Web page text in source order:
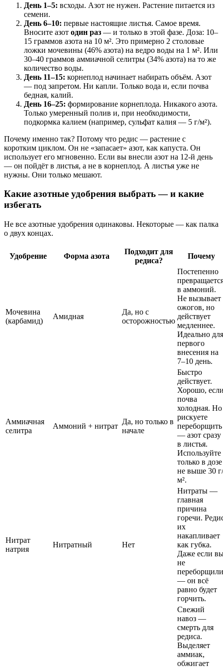
День 1–5: всходы. Азот не нужен. Растение питается из
семени.
День 6–10: первые настоящие листья. Самое время.
Вносите азот один раз — и только в этой фазе. Доза: 10–
15 граммов азота на 10 м². Это примерно 2 столовые
ложки мочевины (46% азота) на ведро воды на 1 м². Или
30–40 граммов аммиачной селитры (34% азота) на то же
количество воды.
День 11–15: корнеплод начинает набирать объём. Азот
— под запретом. Ни капли. Только вода и, если почва
бедная, калий.
День 16–25: формирование корнеплода. Никакого азота.
Только умеренный полив и, при необходимости,
подкормка калием (например, сульфат калия — 5 г/м²).
Почему именно так? Потому что редис — растение с
коротким циклом. Он не «запасает» азот, как капуста. Он
использует его мгновенно. Если вы внесли азот на 12-й день
— он пойдёт в листья, а не в корнеплод. А листья уже не
нужны. Они только мешают.
Какие азотные удобрения выбрать — и какие
избегать
Не все азотные удобрения одинаковы. Некоторые — как палка
о двух концах.
Удобрение Форма азота
Подходит для
редиса?
Почему
Мочевина
(карбамид)
Амидная
Да, но с
осторожностью
Постепенно
в аммоний.
Не вызывает
ожогов, но
действует
медленнее.
Идеально для
первого
внесения на
7–10 день.
Аммиачная
селитра
Аммоний + нитрат
Да, но только в
начале
Быстро
действует.
Хорошо,
почва
холодная. Но
рискуете
переборщить
— азот сразу
в листья.
Используйте
только в дозе
не выше 30 г/
м².
Нитрат
натрия
Нитратный Нет
Нитраты —
главная
причина
горечи.
их
накапливает
как губка.
Даже если
не
переборщили
— он всё
равно будет
горчить.
Свежий
навоз —
смерть для
редиса.
Выделяет
аммиак,
обжигает